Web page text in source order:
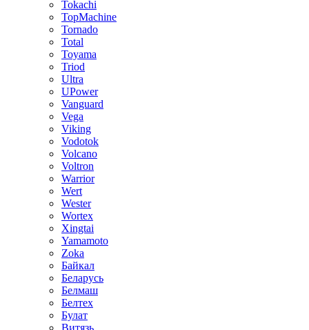
Tokachi
TopMachine
Tornado
Total
Toyama
Triod
Ultra
UPower
Vanguard
Vega
Viking
Vodotok
Volcano
Voltron
Warrior
Wert
Wester
Wortex
Xingtai
Yamamoto
Zoka
Байкал
Беларусь
Белмаш
Белтех
Булат
Витязь